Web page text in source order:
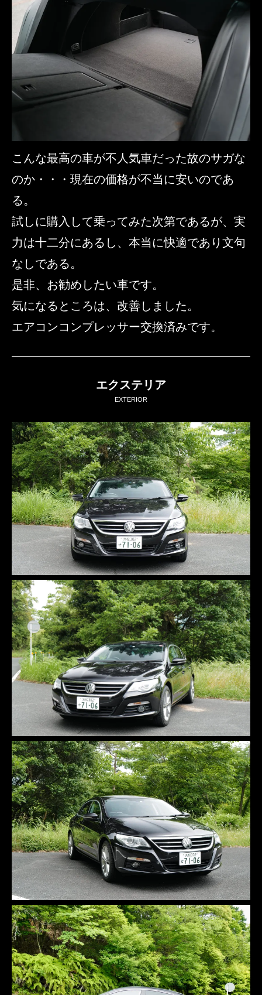
こんな最高の車が不人気車だった故のサガな
のか・・・現在の価格が不当に安いのであ
る。
試しに購入して乗ってみた次第であるが、実
力は十二分にあるし、本当に快適であり文句
なしである。
是非、お勧めしたい車です。
気になるところは、改善しました。
エアコンコンプレッサー交換済みです。
エクステリア
EXTERIOR